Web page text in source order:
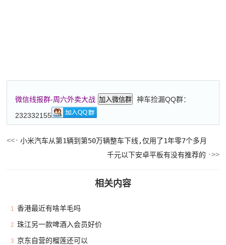
微信线报群-周六外卖大战 加入微信群
神车捡漏QQ群：
232332155
小米汽车从第1辆到第50万辆整车下线,仅用了1年零7个多月
千元以下安卓平板有没有推荐的
相关内容
1 香港最近有啥羊毛吗
2 珠江另一款啤酒入会员好价
3 京东自营的榴莲还可以